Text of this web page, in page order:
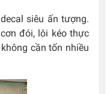
siêu ấn tượng.
đói, lôi kéo thực
cần tốn nhiều